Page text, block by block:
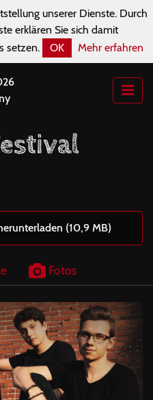
unserer Dienste. Durch
erklären Sie sich damit
setzen.
OK Mehr erfahren
(10,9 MB)
Fotos